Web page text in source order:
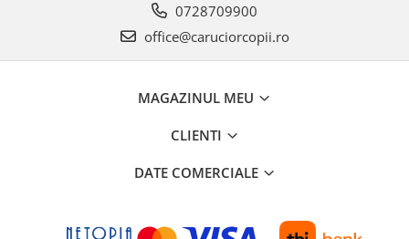
0728709900
office@caruciorcopii.ro
MAGAZINUL MEU
CLIENTI
DATE COMERCIALE